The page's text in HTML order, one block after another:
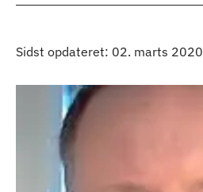
Sidst opdateret: 02. marts 2020
Kontakt